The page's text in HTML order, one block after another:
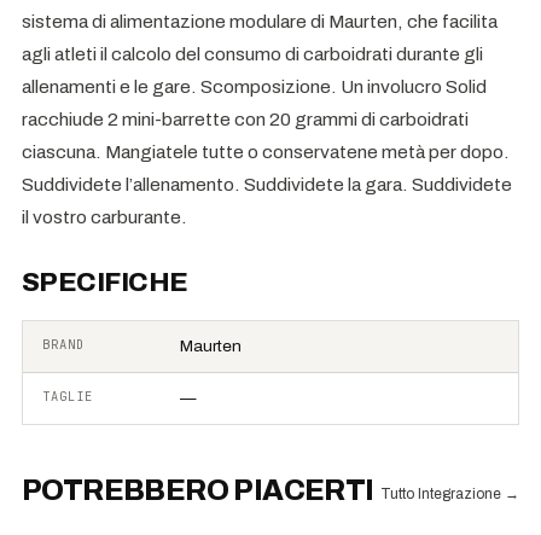
sistema di alimentazione modulare di Maurten, che facilita
agli atleti il calcolo del consumo di carboidrati durante gli
allenamenti e le gare. Scomposizione. Un involucro Solid
racchiude 2 mini-barrette con 20 grammi di carboidrati
ciascuna. Mangiatele tutte o conservatene metà per dopo.
Suddividete l’allenamento. Suddividete la gara. Suddividete
il vostro carburante.
SPECIFICHE
BRAND Maurten
TAGLIE —
POTREBBERO PIACERTI Tutto Integrazione →